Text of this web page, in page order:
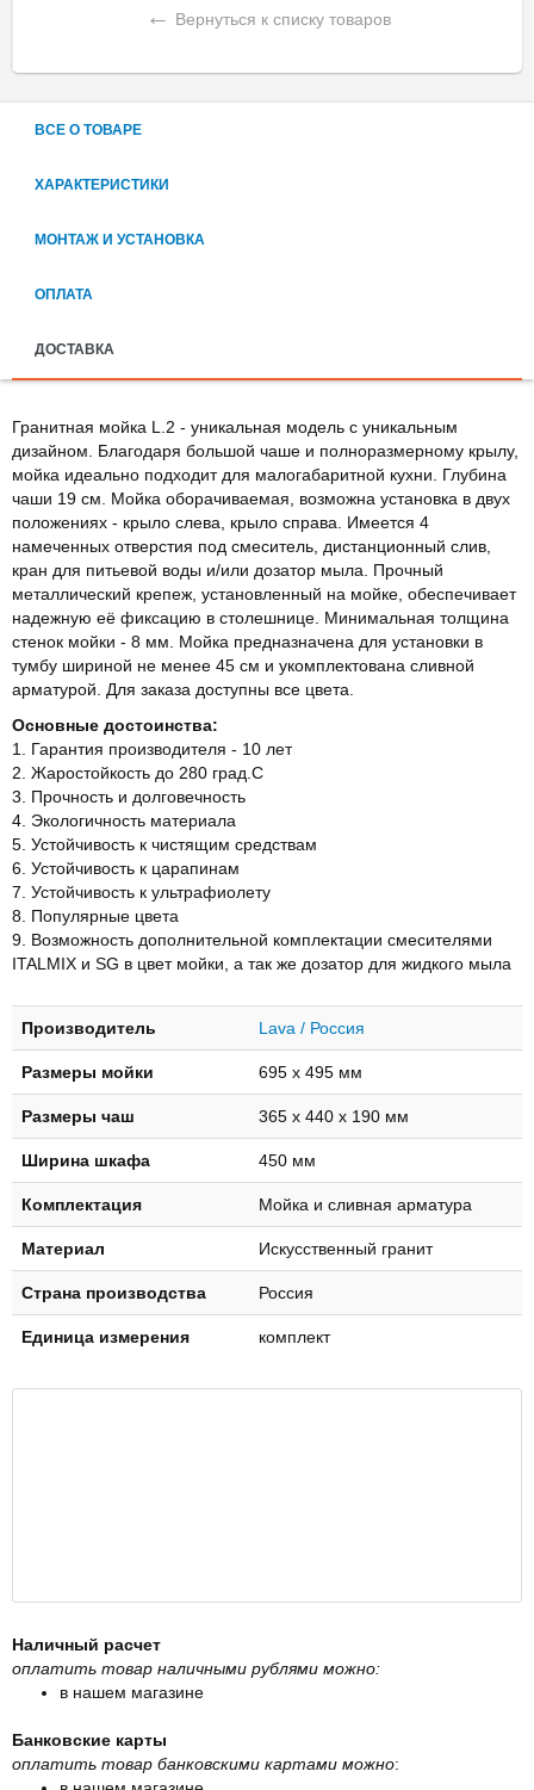
← Вернуться к списку товаров
ВСЕ О ТОВАРЕ
ХАРАКТЕРИСТИКИ
МОНТАЖ И УСТАНОВКА
ОПЛАТА
ДОСТАВКА
Гранитная мойка L.2 - уникальная модель с уникальным
дизайном. Благодаря большой чаше и полноразмерному крылу,
мойка идеально подходит для малогабаритной кухни. Глубина
чаши 19 см. Мойка оборачиваемая, возможна установка в двух
положениях - крыло слева, крыло справа. Имеется 4
намеченных отверстия под смеситель, дистанционный слив,
кран для питьевой воды и/или дозатор мыла. Прочный
металлический крепеж, установленный на мойке, обеспечивает
надежную её фиксацию в столешнице. Минимальная толщина
стенок мойки - 8 мм. Мойка предназначена для установки в
тумбу шириной не менее 45 см и укомплектована сливной
арматурой. Для заказа доступны все цвета.
Основные достоинства:
1. Гарантия производителя - 10 лет
2. Жаростойкость до 280 град.С
3. Прочность и долговечность
4. Экологичность материала
5. Устойчивость к чистящим средствам
6. Устойчивость к царапинам
7. Устойчивость к ультрафиолету
8. Популярные цвета
9. Возможность дополнительной комплектации смесителями
ITALMIX и SG в цвет мойки, а так же дозатор для жидкого мыла
Производитель Lava / Россия
Размеры мойки 695 х 495 мм
Размеры чаш 365 х 440 х 190 мм
Ширина шкафа 450 мм
Комплектация Мойка и сливная арматура
Материал Искусственный гранит
Страна производства Россия
Единица измерения комплект
Наличный расчет
оплатить товар наличными рублями можно:
в нашем магазине
Банковские карты
оплатить товар банковскими картами можно: